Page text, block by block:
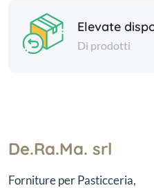
Elevate
Di prodotti
De.Ra.Ma. srl
Forniture per Pasticceria,